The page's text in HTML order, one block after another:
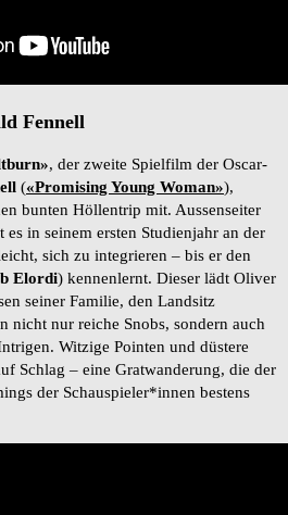
Fennell
, der zweite Spielfilm der Oscar-
(«Promising Young Woman»),
bunten Höllentrip mit. Aussenseiter
es in seinem ersten Studienjahr an der
sich zu integrieren – bis er den
Elordi) kennenlernt. Dieser lädt Oliver
seiner Familie, den Landsitz
nicht nur reiche Snobs, sondern auch
Witzige Pointen und düstere
Schlag – eine Gratwanderung, die der
der Schauspieler*innen bestens